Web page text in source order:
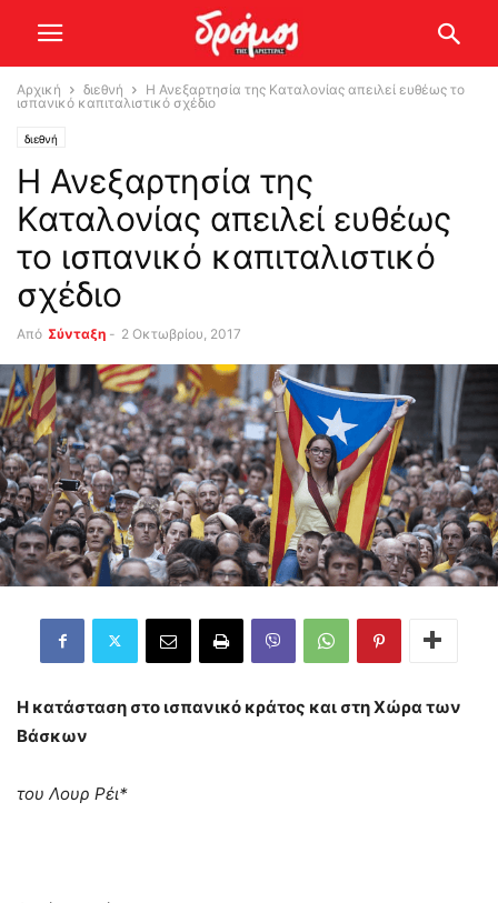
Αρχική διεθνή
Η Ανεξαρτησία της Καταλονίας απειλεί ευθέως το
ισπανικό καπιταλιστικό σχέδιο
διεθνή
Η Ανεξαρτησία της
Καταλονίας απειλεί ευθέως
το ισπανικό καπιταλιστικό
σχέδιο
Από Σύνταξη - 2 Οκτωβρίου, 2017
Η κατάσταση στο ισπανικό κράτος και στη Χώρα των
Βάσκων
του Λουρ Ρέι*